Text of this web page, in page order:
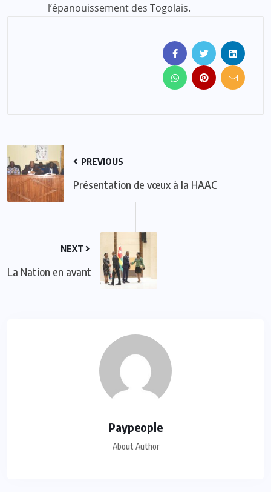
l’épanouissement des Togolais.
PREVIOUS
Présentation de vœux à la HAAC
NEXT
La Nation en avant
Paypeople
About Author